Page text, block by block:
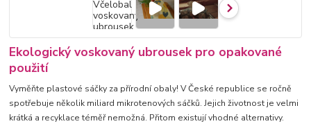
Ekologický voskovaný ubrousek pro opakované
použití
Vyměňte plastové sáčky za přírodní obaly! V České republice se ročně
spotřebuje několik miliard mikrotenových sáčků. Jejich životnost je velmi
krátká a recyklace téměř nemožná. Přitom existují vhodné alternativy.